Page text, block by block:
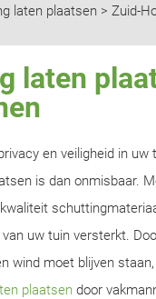
laten plaatsen > Zuid-
laten
en veiligheid in uw
is dan onmisbaar.
uw tuin versterkt.
wind moet blijven
plaatsen door